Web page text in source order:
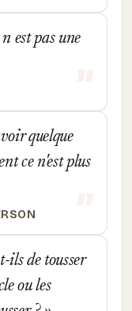
est pas une
quelque
ce n'est plus
ils de tousser
ou les